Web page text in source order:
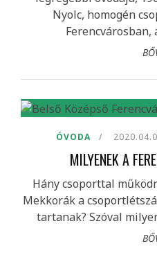
Nyolc, homogén
Ferencvárosban,
ÓVODA
MILYENEK A
Hány csoporttal
Mekkorák a
tartanak? Szóval